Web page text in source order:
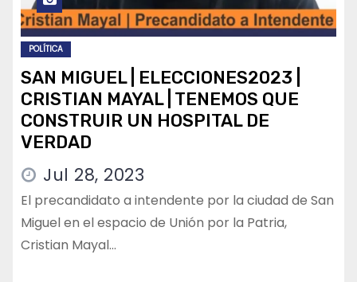
POLÍTICA
SAN MIGUEL | ELECCIONES2023 |
CRISTIAN MAYAL | TENEMOS QUE
CONSTRUIR UN HOSPITAL DE
VERDAD
Jul 28, 2023
El precandidato a intendente por la ciudad de San
Miguel en el espacio de Unión por la Patria,
Cristian Mayal…